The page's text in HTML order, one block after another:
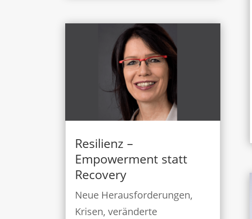
Resilienz –
Empowerment statt
Recovery
Neue Herausforderungen,
Krisen, veränderte